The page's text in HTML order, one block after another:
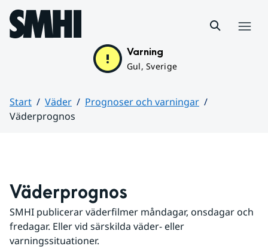
Hoppa till sidans innehåll
Varning
Gul, Sverige
Start Väder
Prognoser och varningar
Väderprognos
Väderprognos
SMHI publicerar väderfilmer måndagar, onsdagar och
fredagar. Eller vid särskilda väder- eller
varningssituationer.